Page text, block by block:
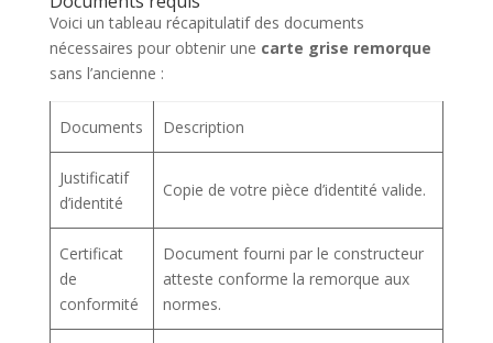
Voici un tableau récapitulatif des documents
nécessaires pour obtenir une carte grise remorque
sans l’ancienne :
Documents Description
Justificatif
d’identité
Copie de votre pièce d’identité valide.
Certificat
de
conformité
Document fourni par le constructeur
atteste conforme la remorque aux
normes.